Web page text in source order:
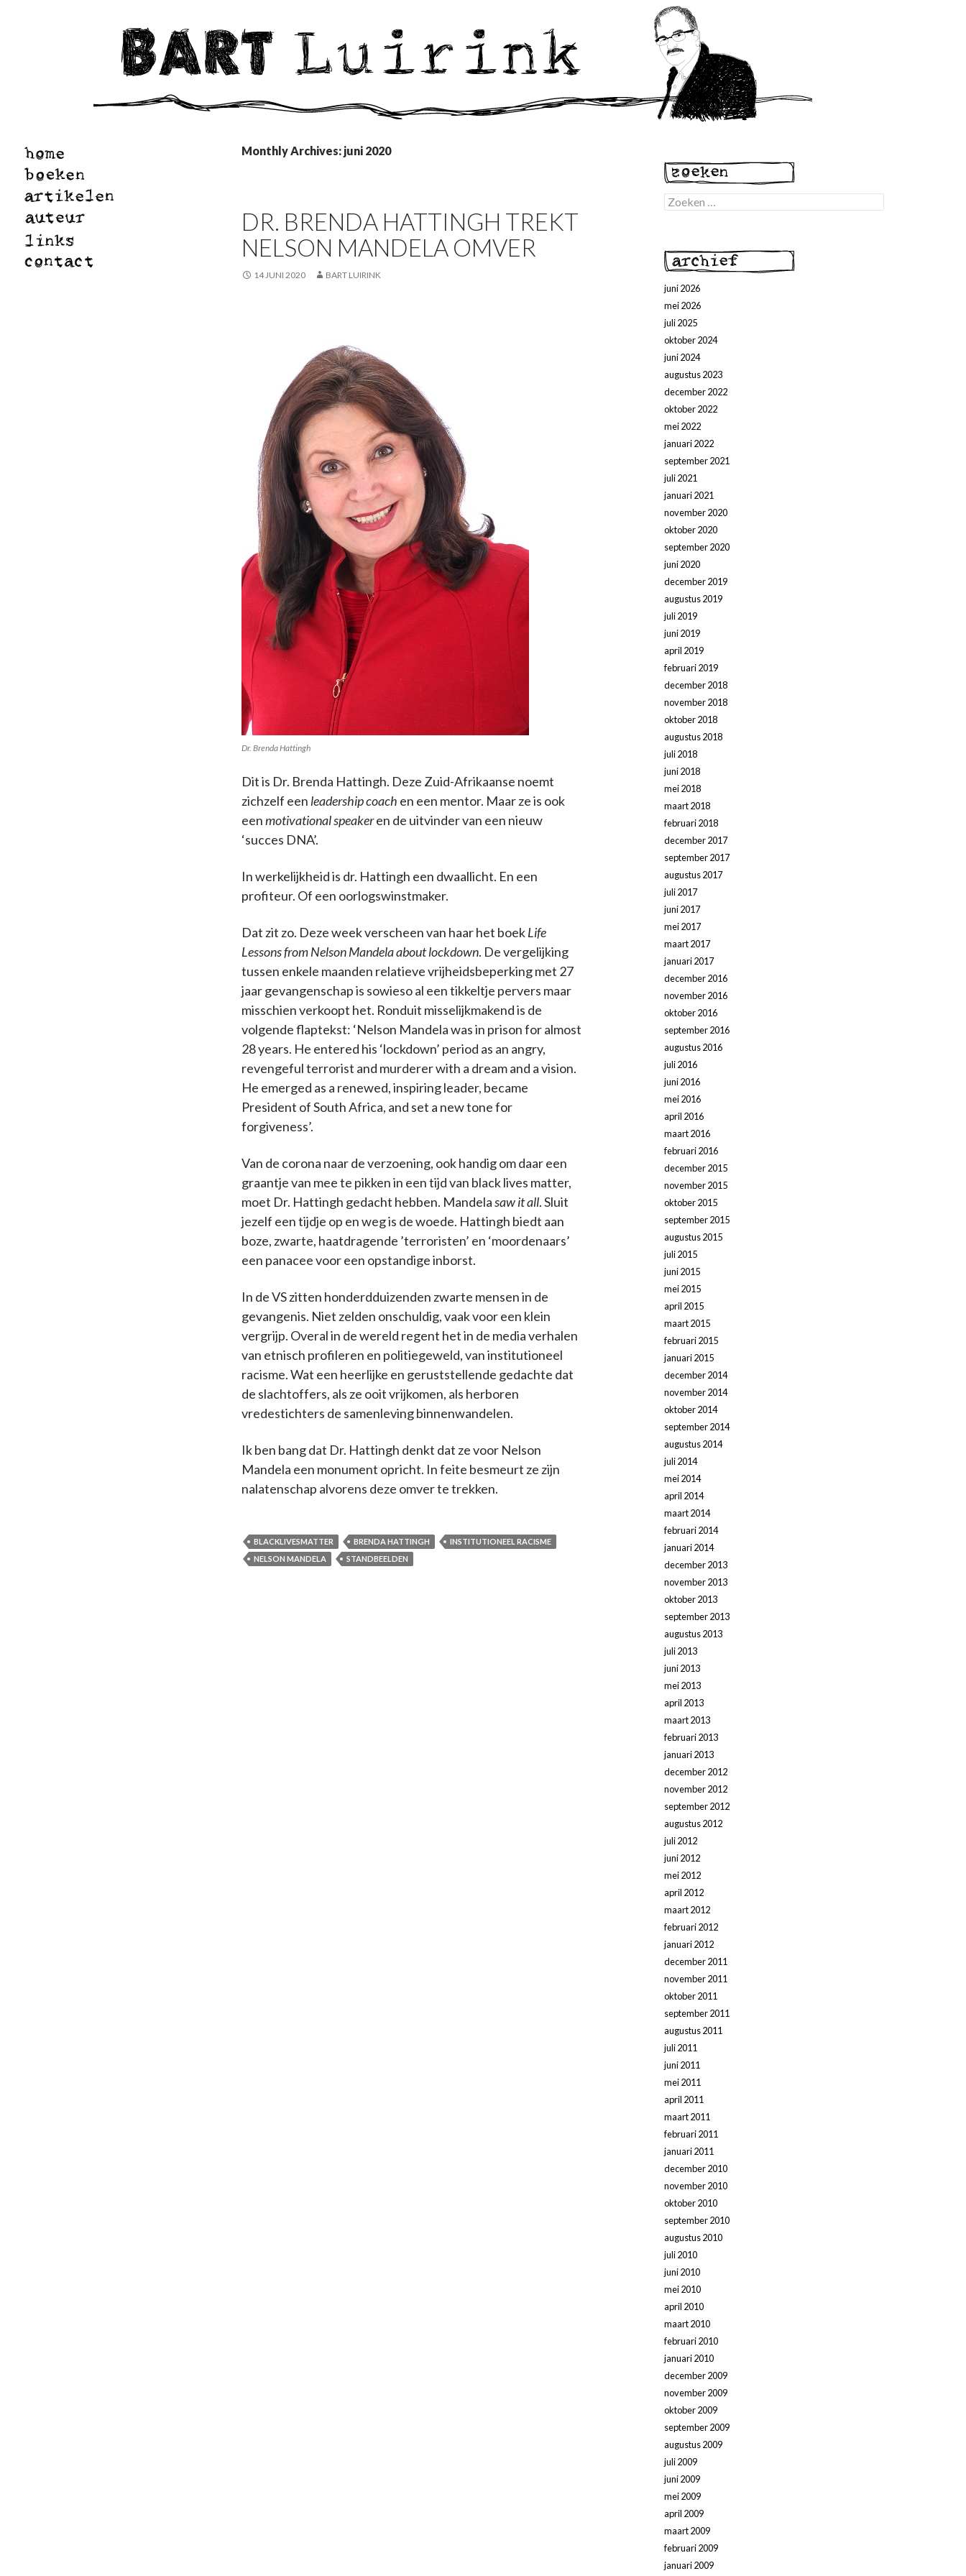
Monthly Archives: juni 2020
DR. BRENDA HATTINGH TREKT
NELSON MANDELA OMVER
14 JUNI 2020 BART LUIRINK
Dr. Brenda Hattingh
Dit is Dr. Brenda Hattingh. Deze Zuid-Afrikaanse noemt
zichzelf een leadership coach en een mentor. Maar ze is ook
eenmotivational speakeren de uitvinder van een nieuw
‘succes DNA’.
In werkelijkheid is dr. Hattingh een dwaallicht. En een
profiteur. Of een oorlogswinstmaker.
Dat zit zo. Deze week verscheen van haar het boekLife
Lessons from Nelson Mandela about lockdown. De vergelijking
tussen enkele maanden relatieve vrijheidsbeperking met 27
jaar gevangenschap is sowieso al een tikkeltje pervers maar
misschien verkoopt het. Ronduit misselijkmakend is de
volgende flaptekst: ‘Nelson Mandela was in prison for almost
28 years. He entered his ‘lockdown’ period as an angry,
revengeful terrorist and murderer with a dream and a vision.
He emerged as a renewed, inspiring leader, became
President of South Africa, and set a new tone for
forgiveness’.
Van de corona naar de verzoening, ook handig om daar een
graantje van mee te pikken in een tijd van black lives matter,
moet Dr. Hattingh gedacht hebben. Mandelasaw it all. Sluit
jezelf een tijdje op en weg is de woede. Hattingh biedt aan
boze, zwarte, haatdragende ’terroristen’ en ‘moordenaars’
een panacee voor een opstandige inborst.
In de VS zitten honderdduizenden zwarte mensen in de
gevangenis. Niet zelden onschuldig, vaak voor een klein
vergrijp. Overal in de wereld regent het in de media verhalen
van etnisch profileren en politiegeweld, van institutioneel
racisme. Wat een heerlijke en geruststellende gedachte dat
de slachtoffers, als ze ooit vrijkomen, als herboren
vredestichters de samenleving binnenwandelen.
Ik ben bang dat Dr. Hattingh denkt dat ze voor Nelson
Mandela een monument opricht. In feite besmeurt ze zijn
nalatenschap alvorens deze omver te trekken.
BLACKLIVESMATTER BRENDA HATTINGH
INSTITUTIONEEL RACISME
NELSON MANDELA
STANDBEELDEN
Zoeken
naar:
juni 2026
mei 2026
juli 2025
oktober 2024
juni 2024
augustus 2023
december 2022
oktober 2022
mei 2022
januari 2022
september 2021
juli 2021
januari 2021
november 2020
oktober 2020
september 2020
juni 2020
december 2019
augustus 2019
juli 2019
juni 2019
april 2019
februari 2019
december 2018
november 2018
oktober 2018
augustus 2018
juli 2018
juni 2018
mei 2018
maart 2018
februari 2018
december 2017
september 2017
augustus 2017
juli 2017
juni 2017
mei 2017
maart 2017
januari 2017
december 2016
november 2016
oktober 2016
september 2016
augustus 2016
juli 2016
juni 2016
mei 2016
april 2016
maart 2016
februari 2016
december 2015
november 2015
oktober 2015
september 2015
augustus 2015
juli 2015
juni 2015
mei 2015
april 2015
maart 2015
februari 2015
januari 2015
december 2014
november 2014
oktober 2014
september 2014
augustus 2014
juli 2014
mei 2014
april 2014
maart 2014
februari 2014
januari 2014
december 2013
november 2013
oktober 2013
september 2013
augustus 2013
juli 2013
juni 2013
mei 2013
april 2013
maart 2013
februari 2013
januari 2013
december 2012
november 2012
september 2012
augustus 2012
juli 2012
juni 2012
mei 2012
april 2012
maart 2012
februari 2012
januari 2012
december 2011
november 2011
oktober 2011
september 2011
augustus 2011
juli 2011
juni 2011
mei 2011
april 2011
maart 2011
februari 2011
januari 2011
december 2010
november 2010
oktober 2010
september 2010
augustus 2010
juli 2010
juni 2010
mei 2010
april 2010
maart 2010
februari 2010
januari 2010
december 2009
november 2009
oktober 2009
september 2009
augustus 2009
juli 2009
juni 2009
mei 2009
april 2009
maart 2009
februari 2009
januari 2009